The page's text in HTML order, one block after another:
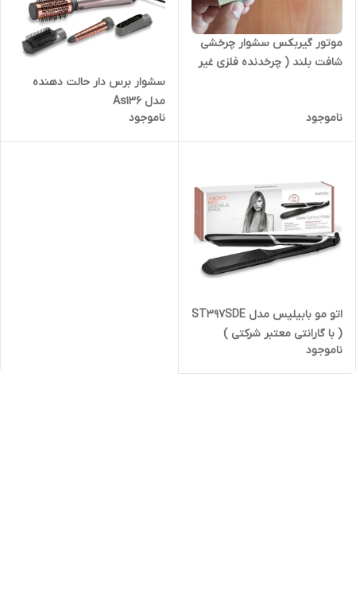
موتور گیربکس سشوار چرخشی
شافت بلند ( چرخدنده فلزی غیر
ناموجود
سشوار برس دار حالت دهنده
مدل As136
ناموجود
اتو مو بابیلیس مدل ST397SDE
( با گارانتی معتبر شرکتی )
ناموجود